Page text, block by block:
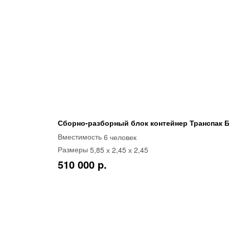
Сборно-разборный блок контейнер Транспак
Вместимость 6 человек
Размеры 5,85 х 2,45 х 2,45
510 000 p.